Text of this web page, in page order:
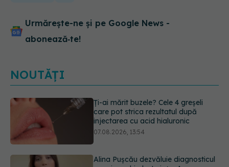
Urmărește-ne și pe Google News -
abonează‑te!
NOUTĂȚI
Alina Pușcău dezvăluie diagnosticul
care i-a schimbat viața: Am cancer
la sân. Am intrat în metastază